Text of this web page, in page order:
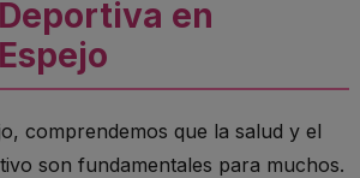
en
comprendemos que la salud y el
son fundamentales para muchos.